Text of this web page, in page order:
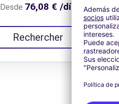
Desde 76,08 € /día
Rechercher